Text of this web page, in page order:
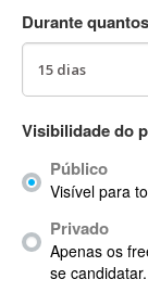
AC3
ACID Pro
ACPI
Acrobat
Acrobat X
Acronis
ACT
Durante
Visibilidade do
Público
Visível para
Privado
Apenas os
se candidatar.